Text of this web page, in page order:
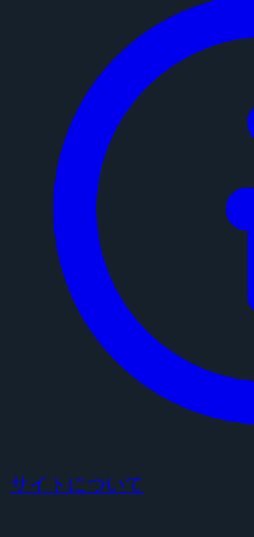
サイトについて